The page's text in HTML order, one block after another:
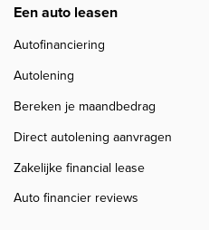
Een auto leasen
Autofinanciering
Autolening
Bereken je maandbedrag
Direct autolening aanvragen
Zakelijke financial lease
Auto financier reviews